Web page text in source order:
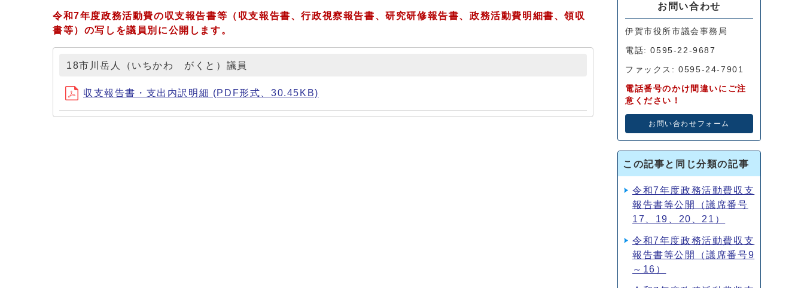
令和7年度政務活動費の収支報告書等（収支報告書、行政視察報告書、研究研修報告書、政務活動費明細書、領収
書等）の写しを議員別に公開します。
18市川岳人（いちかわ がくと）議員
収支報告書・支出内訳明細 (PDF形式、30.45KB)
お問い合わせ
伊賀市役所市議会事務局
電話: 0595-22-9687
ファックス: 0595-24-7901
電話番号のかけ間違いにご注
意ください！
お問い合わせフォーム
この記事と同じ分類の記事
令和7年度政務活動費収支
報告書等公開（議席番号
17、19、20、21）
令和7年度政務活動費収支
報告書等公開（議席番号9
～16）